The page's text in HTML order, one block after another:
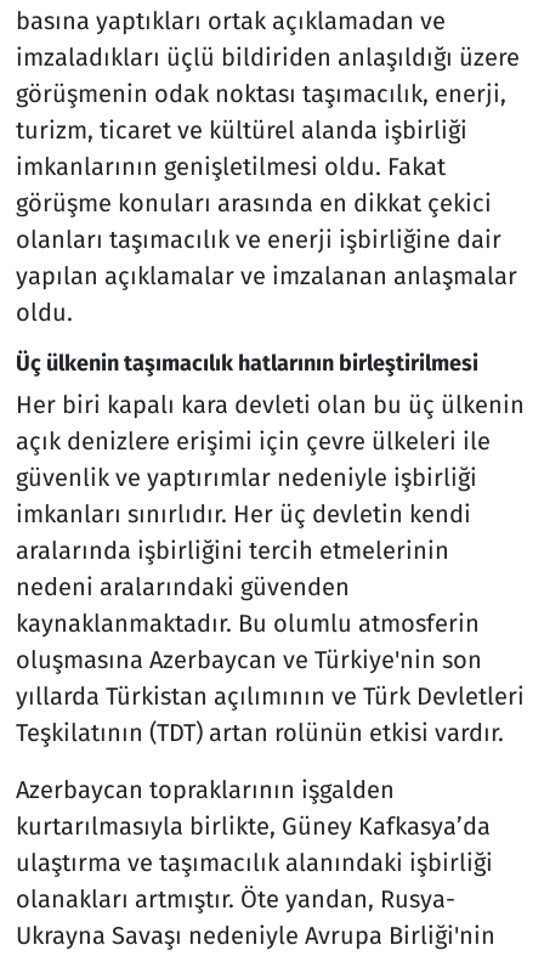
basına yaptıkları ortak açıklamadan ve
imzaladıkları üçlü bildiriden anlaşıldığı üzere
görüşmenin odak noktası taşımacılık, enerji,
turizm, ticaret ve kültürel alanda işbirliği
imkanlarının genişletilmesi oldu. Fakat
görüşme konuları arasında en dikkat çekici
olanları taşımacılık ve enerji işbirliğine dair
yapılan açıklamalar ve imzalanan anlaşmalar
oldu.
Üç ülkenin taşımacılık hatlarının birleştirilmesi
Her biri kapalı kara devleti olan bu üç ülkenin
açık denizlere erişimi için çevre ülkeleri ile
güvenlik ve yaptırımlar nedeniyle işbirliği
imkanları sınırlıdır. Her üç devletin kendi
aralarında işbirliğini tercih etmelerinin
nedeni aralarındaki güvenden
kaynaklanmaktadır. Bu olumlu atmosferin
oluşmasına Azerbaycan ve Türkiye'nin son
yıllarda Türkistan açılımının ve Türk Devletleri
Teşkilatının (TDT) artan rolünün etkisi vardır.
Azerbaycan topraklarının işgalden
kurtarılmasıyla birlikte, Güney Kafkasya’da
ulaştırma ve taşımacılık alanındaki işbirliği
olanakları artmıştır. Öte yandan, Rusya-
Ukrayna Savaşı nedeniyle Avrupa Birliği'nin